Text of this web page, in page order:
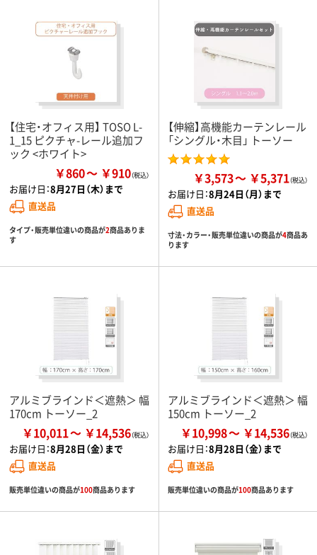
【住宅・オフィス用】 TOSO L-
1_15 ピクチャ-レール追加フ
ック <ホワイト>
￥860 ￥910
お届け日：8月27日（木）まで
直送品
タイプ・販売単位違いの商品が2商品ありま
す
【伸縮】高機能カーテンレール
「シングル・木目」 トーソー
￥3,573 ￥5,371
お届け日：8月24日（月）まで
直送品
寸法・カラー・販売単位違いの商品が4商品あ
ります
アルミブラインド＜遮熱＞ 幅
170cm トーソー_2
￥10,011 ￥14,536
お届け日：8月28日（金）まで
直送品
販売単位違いの商品が100商品あります
アルミブラインド＜遮熱＞ 幅
150cm トーソー_2
￥10,998 ￥14,536
お届け日：8月28日（金）まで
直送品
販売単位違いの商品が100商品あります